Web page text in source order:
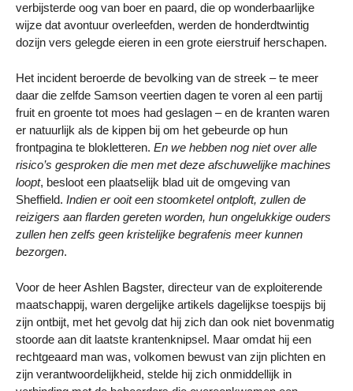
verbijsterde oog van boer en paard, die op wonderbaarlijke
wijze dat avontuur overleefden, werden de honderdtwintig
dozijn vers gelegde eieren in een grote eierstruif herschapen.
Het incident beroerde de bevolking van de streek – te meer
daar die zelfde Samson veertien dagen te voren al een partij
fruit en groente tot moes had geslagen – en de kranten waren
er natuurlijk als de kippen bij om het gebeurde op hun
frontpagina te blokletteren. En we hebben nog niet over alle
risico’s gesproken die men met deze afschuwelijke machines
loopt, besloot een plaatselijk blad uit de omgeving van
Sheffield. Indien er ooit een stoomketel ontploft, zullen de
reizigers aan flarden gereten worden, hun ongelukkige ouders
zullen hen zelfs geen kristelijke begrafenis meer kunnen
bezorgen.
Voor de heer Ashlen Bagster, directeur van de exploiterende
maatschappij, waren dergelijke artikels dagelijkse toespijs bij
zijn ontbijt, met het gevolg dat hij zich dan ook niet bovenmatig
stoorde aan dit laatste krantenknipsel. Maar omdat hij een
rechtgeaard man was, volkomen bewust van zijn plichten en
zijn verantwoordelijkheid, stelde hij zich onmiddellijk in